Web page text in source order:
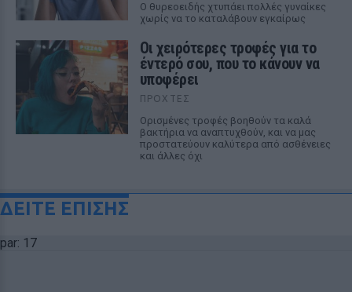
Ο θυρεοειδής χτυπάει πολλές γυναίκες
χωρίς να το καταλάβουν εγκαίρως
Οι χειρότερες τροφές για το
έντερό σου, που το κάνουν να
υποφέρει
ΠΡΟΧΤΈΣ
Ορισμένες τροφές βοηθούν τα καλά
βακτήρια να αναπτυχθούν, και να μας
προστατεύουν καλύτερα από ασθένειες
και άλλες όχι
ΔΕΙΤΕ ΕΠΙΣΗΣ
par: 17